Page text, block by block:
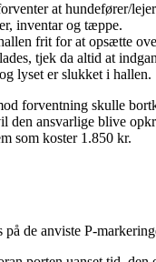
at hundefører/
inventar og tæppe.
frit for at opsætte
tjek da altid at
lyset er slukket i hallen.
forventning skulle
den ansvarlige blive
som koster 1.850 kr.
de anviste P-